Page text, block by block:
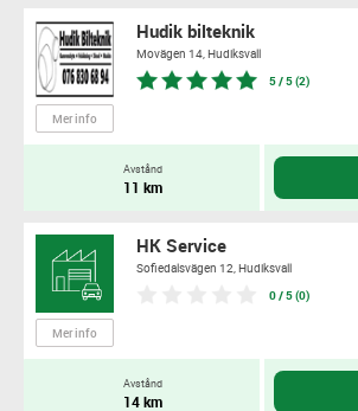
Mer info
Hudik bilteknik
Movägen 14,Hudiksvall
5 / 5 (2)
Avstånd
11 km
Mer info
HK Service
Sofiedalsvägen 12,Hudiksvall
0 / 5 (0)
Avstånd
14 km